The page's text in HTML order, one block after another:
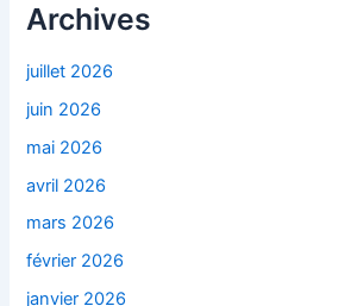
Archives
juillet 2026
juin 2026
mai 2026
avril 2026
mars 2026
février 2026
janvier 2026